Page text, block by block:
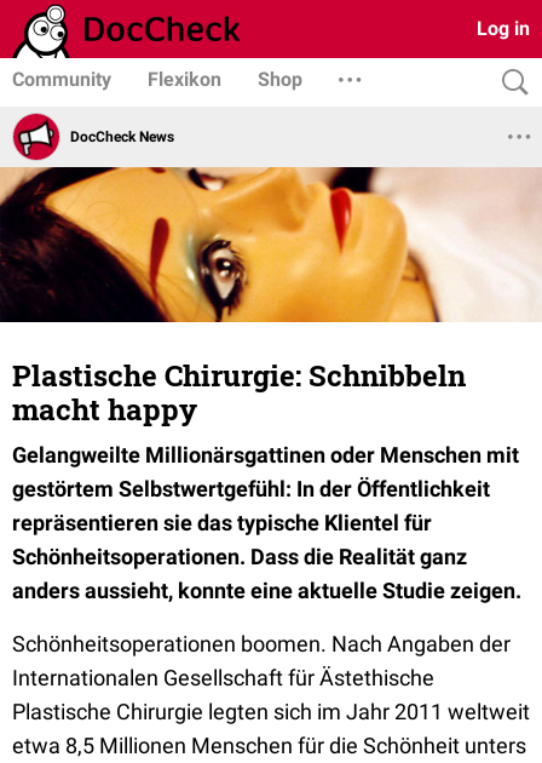
Log in
Community Flexikon Shop
DocCheck News
Plastische Chirurgie: Schnibbeln
macht happy
Gelangweilte Millionärsgattinen oder Menschen mit
gestörtem Selbstwertgefühl: In der Öffentlichkeit
repräsentieren sie das typische Klientel für
Schönheitsoperationen. Dass die Realität ganz
anders aussieht, konnte eine aktuelle Studie zeigen.
Schönheitsoperationen boomen. Nach Angaben der
Internationalen Gesellschaft für Ästethische
Plastische Chirurgie legten sich im Jahr 2011 weltweit
etwa 8,5 Millionen Menschen für die Schönheit unters